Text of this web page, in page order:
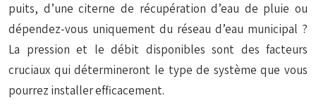
puits, d’une citerne de récupération d’eau de pluie ou
dépendez-vous uniquement du réseau d’eau municipal ?
La pression et le débit disponibles sont des facteurs
cruciaux qui détermineront le type de système que vous
pourrez installer efficacement.